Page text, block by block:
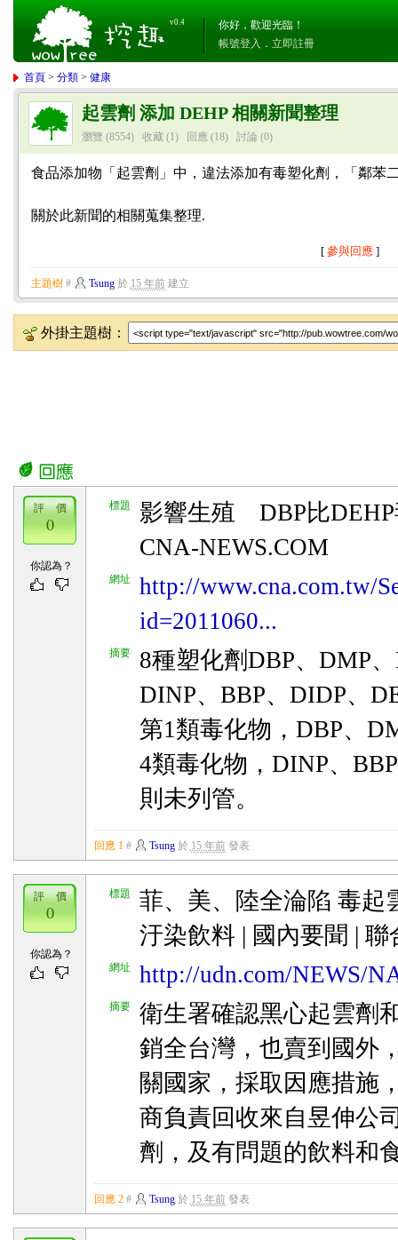
v0.4
你好，歡迎光臨！
帳號登入 ． 立即註冊
首頁 >分類 >健康
起雲劑 添加 DEHP 相關新聞整理
瀏覽 (8554) 收藏 (1) 回應 (18) 討論 (0)
食品添加物「起雲劑」中，違法添加有毒塑化劑，「鄰苯
關於此新聞的相關蒐集整理.
[ 參與回應]
主題樹 # Tsung於 15 年前建立
外掛主題樹：
標題
影響生殖 DBP比
CNA-NEWS.COM
網址
http://www.cna.com.tw/
id=2011060...
摘要
8種塑化劑DBP、DMP
DINP、BBP、DIDP、
第1類毒化物，DBP、
4類毒化物，DINP、
則未列管。
評 價
0
你認為？
回應 1 # Tsung於 15 年前發表
標題
菲、美、陸全淪陷 毒起
汙染飲料 | 國內要聞 | 聯
網址 http://udn.com/NEWS/
摘要
衛生署確認黑心起雲劑
銷全台灣，也賣到國外
關國家，採取因應措施
商負責回收來自昱伸公
劑，及有問題的飲料和
評 價
0
你認為？
回應 2 # Tsung於 15 年前發表